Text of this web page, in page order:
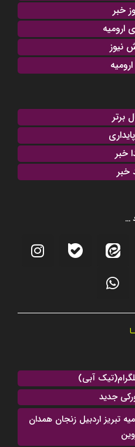
خبر
ارومیه
نیوز
برتر
خبر
خبر
...
آبی)
جدید
تبریز اردبیل زنجان همدان